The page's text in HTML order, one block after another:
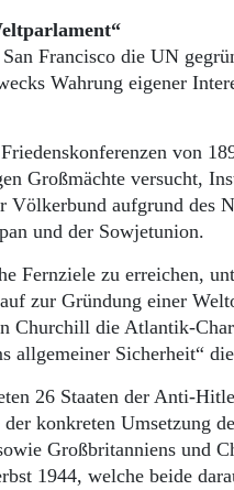
Francisco die UN
Wahrung eigener
von
Großmächte versucht,
Völkerbund aufgrund des
und der Sowjetunion.
Fernziele zu erreichen,
zur Gründung einer
Churchill die Atlantik-
allgemeiner Sicherheit“
26 Staaten der Anti-
konkreten Umsetzung
Großbritanniens und
1944, welche beide